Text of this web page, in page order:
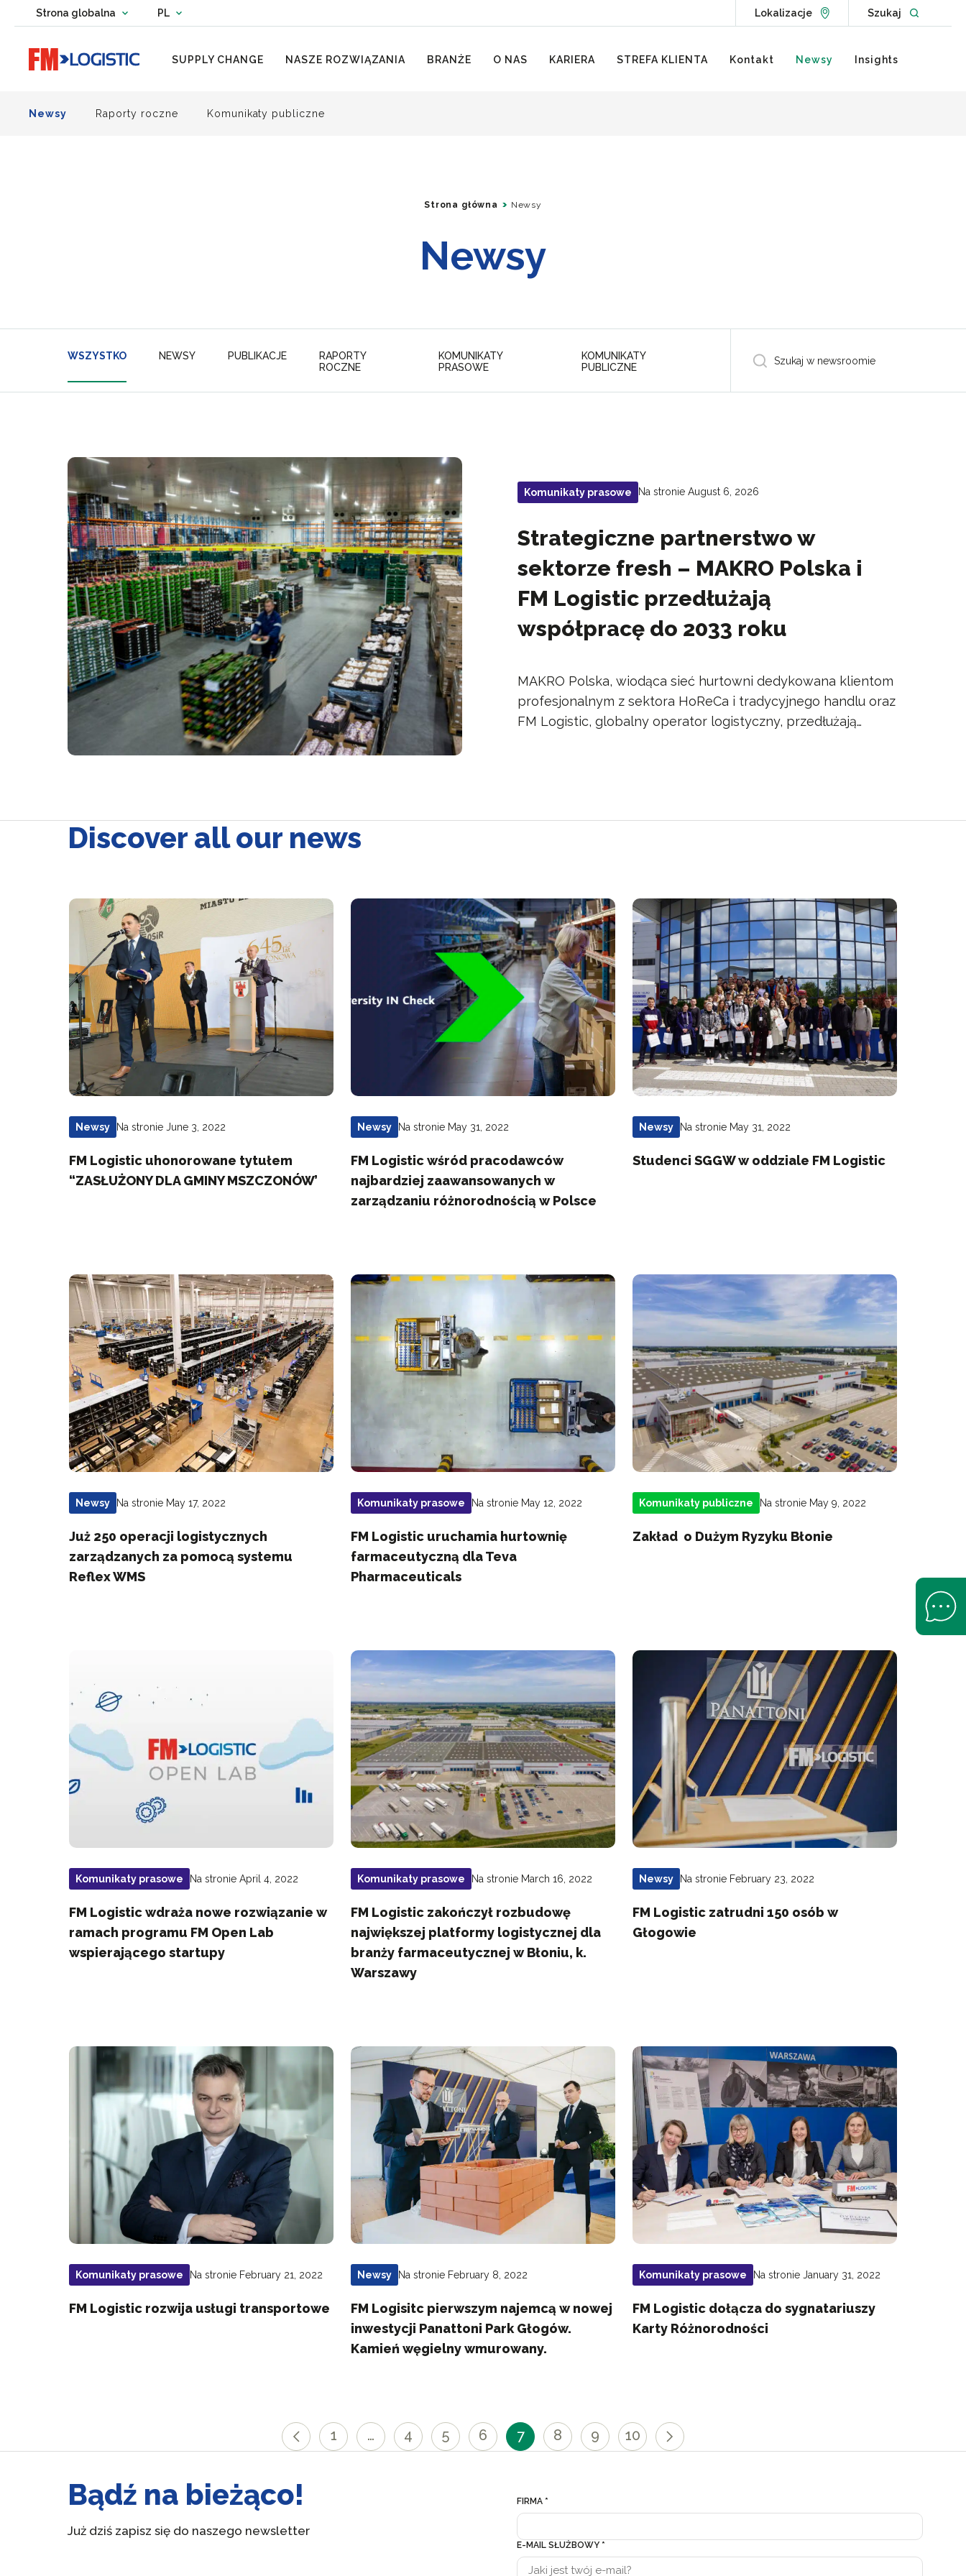
Strona globalna Change country website
PL
Change language LokalizacjeGo to Locations page
Szukaj Open
Go to home page
SUPPLY CHANGE NASZE ROZWIĄZANIA BRANŻE O NAS KARIERA STREFA KLIENTA Kontakt Newsy Insights
Newsy Raporty roczne Komunikaty publiczne
Strona główna Newsy
Newsy
WSZYSTKO NEWSY PUBLIKACJE
RAPORTY
ROCZNE
KOMUNIKATY
PRASOWE
KOMUNIKATY
PUBLICZNE
Komunikaty prasowe Na stronie August 6, 2026
Strategiczne partnerstwo w
sektorze fresh – MAKRO Polska i
FM Logistic przedłużają
współpracę do 2033 roku
MAKRO Polska, wiodąca sieć hurtowni dedykowana klientom
profesjonalnym z sektora HoReCa i tradycyjnego handlu oraz
FM Logistic, globalny operator logistyczny, przedłużają…
Discover all our news
Newsy Na stronie June 3, 2022
FM Logistic uhonorowane tytułem
“ZASŁUŻONY DLA GMINY MSZCZONÓW’
Newsy Na stronie May 31, 2022
FM Logistic wśród pracodawców
najbardziej zaawansowanych w
zarządzaniu różnorodnością w Polsce
Newsy Na stronie May 31, 2022
Studenci SGGW w oddziale FM Logistic
Newsy Na stronie May 17, 2022
Już 250 operacji logistycznych
zarządzanych za pomocą systemu
Reflex WMS
Komunikaty prasowe Na stronie May 12, 2022
FM Logistic uruchamia hurtownię
farmaceutyczną dla Teva
Pharmaceuticals
Komunikaty publiczne Na stronie May 9, 2022
Zakład o Dużym Ryzyku Błonie
Komunikaty prasowe Na stronie April 4, 2022
FM Logistic wdraża nowe rozwiązanie w
ramach programu FM Open Lab
wspierającego startupy
Komunikaty prasowe Na stronie March 16, 2022
FM Logistic zakończył rozbudowę
największej platformy logistycznej dla
branży farmaceutycznej w Błoniu, k.
Warszawy
Newsy Na stronie February 23, 2022
FM Logistic zatrudni 150 osób w
Głogowie
Komunikaty prasowe Na stronie February 21, 2022
FM Logistic rozwija usługi transportowe
Newsy Na stronie February 8, 2022
FM Logisitc pierwszym najemcą w nowej
inwestycji Panattoni Park Głogów.
Kamień węgielny wmurowany.
Komunikaty prasowe Na stronie January 31, 2022
FM Logistic dołącza do sygnatariuszy
Karty Różnorodności
1 … 4 5 6 7 8 9 10
Open
Bądź na bieżąco!
Już dziś zapisz się do naszego newsletter